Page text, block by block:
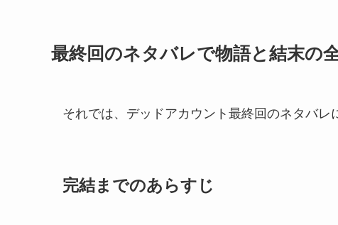
最終回のネタバレで物語と結末の
それでは、デッドアカウント最終回のネタバレ
完結までのあらすじ